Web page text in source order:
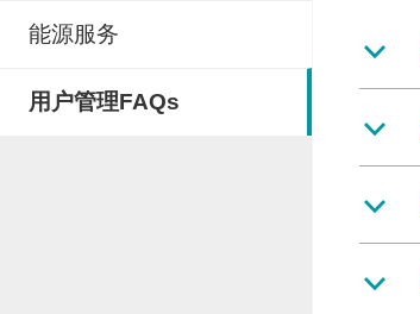
能源服务
用户管理FAQs
b
b
b
b